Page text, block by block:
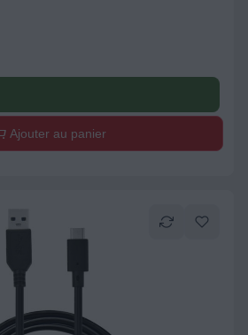
Ajouter au panier